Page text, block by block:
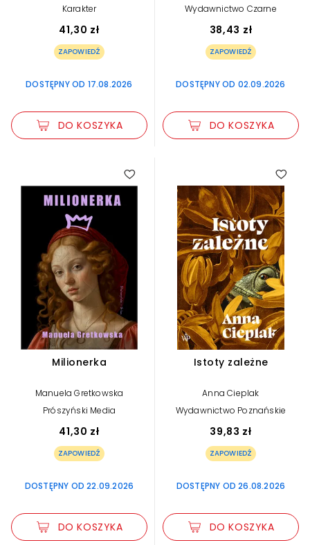
Karakter
41,30 zł
ZAPOWIEDŹ
DOSTĘPNY OD 17.08.2026
DO KOSZYKA
Wydawnictwo Czarne
38,43 zł
ZAPOWIEDŹ
DOSTĘPNY OD 02.09.2026
DO KOSZYKA
Milionerka
Manuela Gretkowska
Prószyński Media
41,30 zł
ZAPOWIEDŹ
DOSTĘPNY OD 22.09.2026
DO KOSZYKA
Istoty zależne
Anna Cieplak
Wydawnictwo Poznańskie
39,83 zł
ZAPOWIEDŹ
DOSTĘPNY OD 26.08.2026
DO KOSZYKA